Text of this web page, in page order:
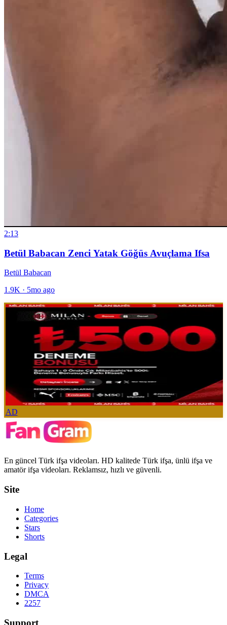
2:13
Betül Babacan Zenci Yatak Göğüs Avuçlama Ifsa
Betül Babacan
1.9K · 5mo ago
AD
En güncel Türk ifşa videoları. HD kalitede Türk ifşa, ünlü ifşa ve
amatör ifşa videoları. Reklamsız, hızlı ve güvenli.
Site
Home
Categories
Stars
Shorts
Legal
Terms
Privacy
DMCA
2257
Support